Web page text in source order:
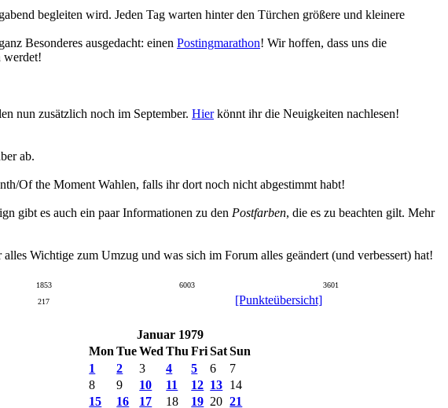
begleiten wird. Jeden Tag warten hinter den Türchen größere und kleinere
Besonderes ausgedacht: einen Postingmarathon! Wir hoffen, dass uns die
werdet!
nun zusätzlich noch im September. Hierkönnt ihr die Neuigkeiten nachlesen!
ab.
Of the Moment Wahlen, falls ihr dort noch nicht abgestimmt habt!
gibt es auch ein paar Informationen zu den Postfarben, die es zu beachten gilt. Mehr
Wichtige zum Umzug und was sich im Forum alles geändert (und verbessert) hat!
1853 6003
3601
217
[Punkteübersicht]
Januar 1979
Mon TueWed Thu FriSatSun
1
2 3 4 5 6
7
8
9 10 11 12 13 14
15
16 17 18 19 20 21